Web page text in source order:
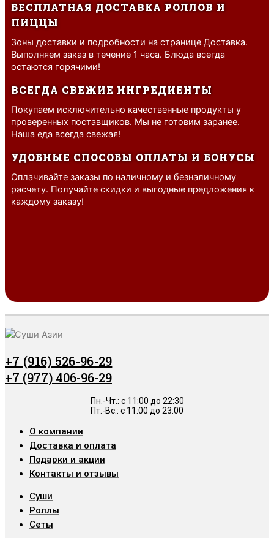
БЕСПЛАТНАЯ ДОСТАВКА РОЛЛОВ И
ПИЦЦЫ
Зоны доставки и подробности на странице Доставка.
Выполняем заказ в течение 1 часа. Блюда всегда
остаются горячими!
ВСЕГДА СВЕЖИЕ ИНГРЕДИЕНТЫ
Покупаем исключительно качественные продукты у
проверенных поставщиков. Мы не готовим заранее.
Наша еда всегда свежая!
УДОБНЫЕ СПОСОБЫ ОПЛАТЫ И БОНУСЫ
Оплачивайте заказы по наличному и безналичному
расчету. Получайте скидки и выгодные предложения к
каждому заказу!
+7 (916) 526-96-29
+7 (977) 406-96-29
Пн.-Чт.: c 11:00 до 22:30
Пт.-Вс.: с 11:00 до 23:00
О компании
Доставка и оплата
Подарки и акции
Контакты и отзывы
Суши
Роллы
Сеты